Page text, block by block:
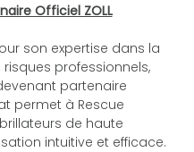
Officiel ZOLL
son expertise dans la
professionnels,
partenaire
permet à Rescue
de haute
intuitive et efficace.